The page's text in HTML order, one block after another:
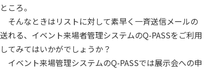
ところ。
そんなときはリストに対して素早く一斉送信メールの
送れる、イベント来場者管理システムのQ-PASSをご利用
してみてはいかがでしょうか？
イベント来場管理システムのQ-PASSでは展示会への申